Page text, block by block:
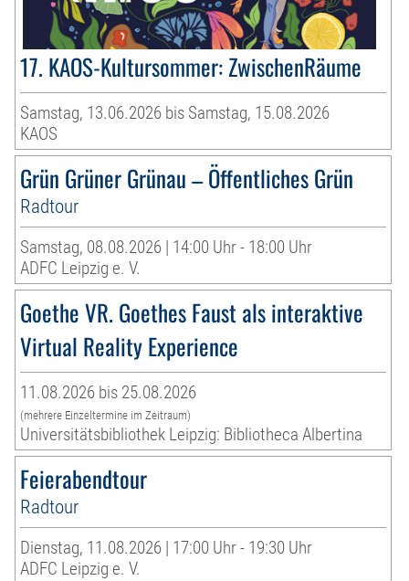
17. KAOS-Kultursommer: ZwischenRäume
Samstag, 13.06.2026 bis Samstag, 15.08.2026
KAOS
Grün Grüner Grünau – Öffentliches Grün
Radtour
Samstag, 08.08.2026 | 14:00 Uhr - 18:00 Uhr
ADFC Leipzig e. V.
Goethe VR. Goethes Faust als interaktive
Virtual Reality Experience
11.08.2026 bis 25.08.2026
(mehrere Einzeltermine im Zeitraum)
Universitätsbibliothek Leipzig: Bibliotheca Albertina
Feierabendtour
Radtour
Dienstag, 11.08.2026 | 17:00 Uhr - 19:30 Uhr
ADFC Leipzig e. V.